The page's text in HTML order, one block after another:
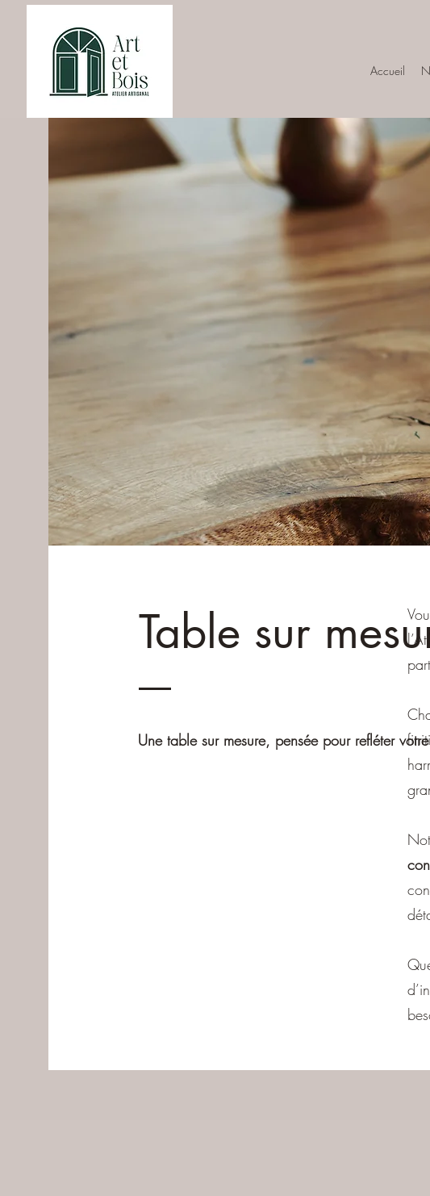
Accueil
Table sur
Une table sur mesure, pensée pour refléter